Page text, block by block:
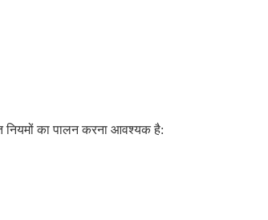
नियमों का पालन करना आवश्यक है: